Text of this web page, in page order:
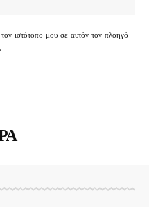
ιστότοπο μου σε αυτόν τον πλοηγό